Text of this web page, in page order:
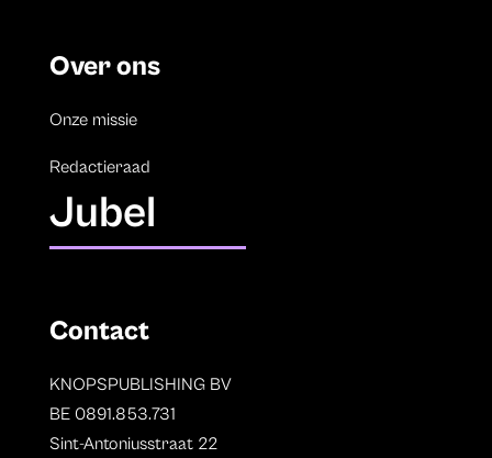
Over ons
Onze missie
Redactieraad
Jubel
Contact
KNOPSPUBLISHING BV
BE 0891.853.731
Sint-Antoniusstraat 22